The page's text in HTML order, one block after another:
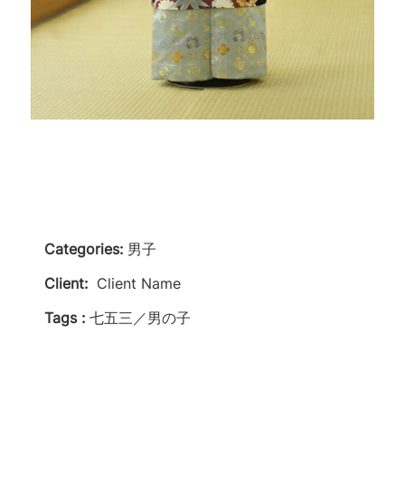
Categories: 男子
Client: Client Name
Tags : 七五三／男の子